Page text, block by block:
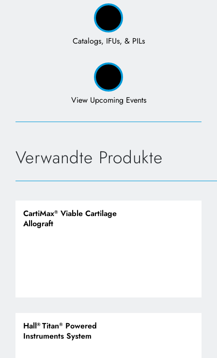
Catalogs, IFUs, & PILs
View Upcoming Events
Verwandte Produkte
CartiMax® Viable Cartilage
Allograft
Hall® Titan® Powered
Instruments System